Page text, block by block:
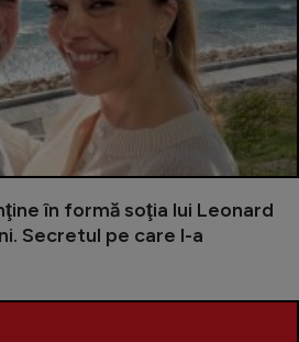
în formă soţia lui Leonard
Secretul pe care l-a